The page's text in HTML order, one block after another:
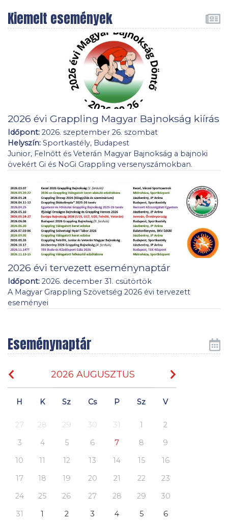
Kiemelt események
2026 évi Grappling Magyar Bajnokság kiírás
Időpont: 2026. szeptember 26. szombat
Helyszín: Sportkastély, Budapest
Junior, Felnőtt és Veterán Magyar Bajnokság a bajnoki
övekért Gi és NoGi Grappling versenyszámokban.
2026 évi tervezett eseménynaptár
Időpont: 2026. december 31. csütörtök
A Magyar Grappling Szövetség 2026 évi tervezett
eseményei
Eseménynaptár
2026 AUGUSZTUS
H K Sz Cs P Sz V
27 28 29 30 31 1
2
3
4 5 6 7 8
9
10
11 12 13 14 15
16
17
18 19 20 21 22
23
24
25 26 27 28 29
30
31
1 2 3 4 5 6